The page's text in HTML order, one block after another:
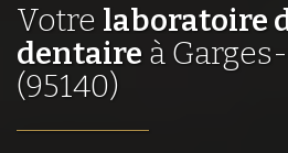
Votre laboratoire
dentaire à
(95140)